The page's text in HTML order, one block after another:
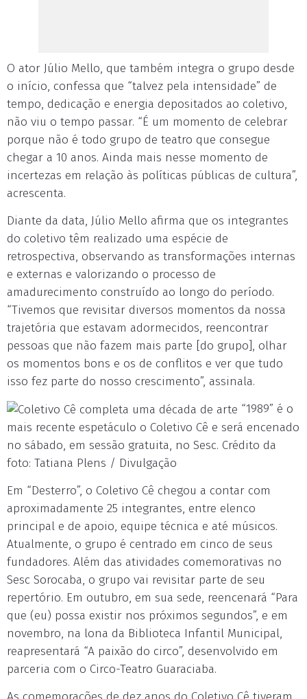
O ator Júlio Mello, que também integra o grupo desde
o início, confessa que “talvez pela intensidade” de
tempo, dedicação e energia depositados ao coletivo,
não viu o tempo passar. “É um momento de celebrar
porque não é todo grupo de teatro que consegue
chegar a 10 anos. Ainda mais nesse momento de
incertezas em relação às políticas públicas de cultura”,
acrescenta.
Diante da data, Júlio Mello afirma que os integrantes
do coletivo têm realizado uma espécie de
retrospectiva, observando as transformações internas
e externas e valorizando o processo de
amadurecimento construído ao longo do período.
“Tivemos que revisitar diversos momentos da nossa
trajetória que estavam adormecidos, reencontrar
pessoas que não fazem mais parte [do grupo], olhar
os momentos bons e os de conflitos e ver que tudo
isso fez parte do nosso crescimento”, assinala.
“1989” é o
mais recente espetáculo o Coletivo Cê e será encenado
no sábado, em sessão gratuita, no Sesc. Crédito da
foto: Tatiana Plens / Divulgação
Em “Desterro”, o Coletivo Cê chegou a contar com
aproximadamente 25 integrantes, entre elenco
principal e de apoio, equipe técnica e até músicos.
Atualmente, o grupo é centrado em cinco de seus
fundadores. Além das atividades comemorativas no
Sesc Sorocaba, o grupo vai revisitar parte de seu
repertório. Em outubro, em sua sede, reencenará “Para
que (eu) possa existir nos próximos segundos”, e em
novembro, na lona da Biblioteca Infantil Municipal,
reapresentará “A paixão do circo”, desenvolvido em
parceria com o Circo-Teatro Guaraciaba.